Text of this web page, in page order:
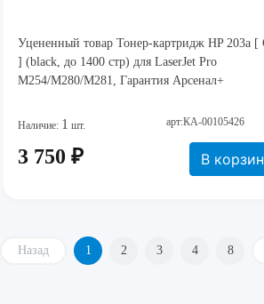
Уцененный товар Тонер-картридж HP 203a [
] (black, до 1400 стр) для LaserJet Pro
M254/M280/M281, Гарантия Арсенал+
Наличие: 1 шт. арт:КА-00105426
3 750 ₽ В
Назад 1 2 3 4 8